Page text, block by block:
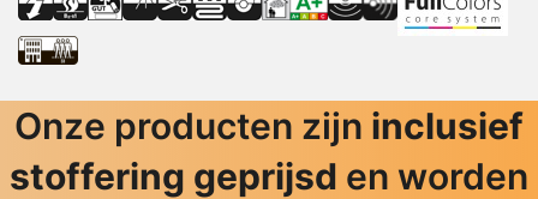
Onze producten zijn inclusief
stoffering geprijsd en worden